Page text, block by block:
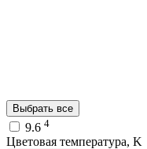
Выбрать все
9.6 4
Цветовая температура, K